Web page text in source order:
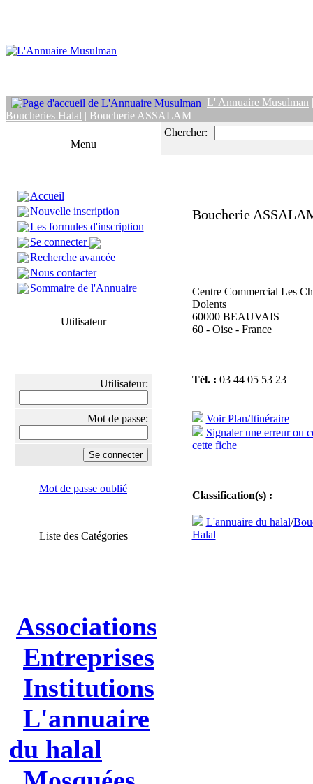
L' Annuaire Musulman
Boucheries Halal | Boucherie ASSALAM
Menu
Accueil
Nouvelle inscription
Les formules d'inscription
Se connecter
Recherche avancée
Nous contacter
Sommaire de l'Annuaire
Utilisateur
Utilisateur:
Mot de passe:
Mot de passe oublié
Liste des Catégories
Associations
Entreprises
Institutions
L'annuaire
du halal
Chercher:
Boucherie
Centre Commercial Les
Dolents
60000 BEAUVAIS
60 - Oise - France
Tél. : 03 44 05 53 23
Voir Plan/Itinéraire
Signaler une erreur ou
cette fiche
Classification(s) :
L'annuaire du halal/
Halal